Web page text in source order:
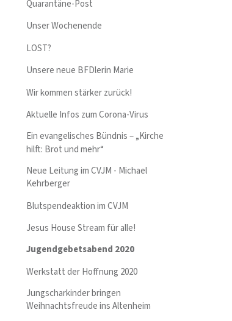
Quarantäne-Post
Unser Wochenende
LOST?
Unsere neue BFDlerin Marie
Wir kommen stärker zurück!
Aktuelle Infos zum Corona-Virus
Ein evangelisches Bündnis – „Kirche
hilft: Brot und mehr“
Neue Leitung im CVJM - Michael
Kehrberger
Blutspendeaktion im CVJM
Jesus House Stream für alle!
Jugendgebetsabend 2020
Werkstatt der Hoffnung 2020
Jungscharkinder bringen
Weihnachtsfreude ins Altenheim